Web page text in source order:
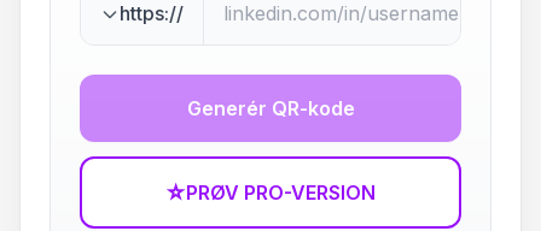
https://
Generér QR-kode
☆PRØV PRO-VERSION